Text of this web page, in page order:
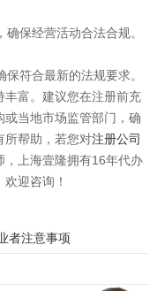
保经营活动合法合规。
符合最新的法规要求。
丰富。建议您在注册前充
当地市场监管部门，确
所帮助，若您对注册公司
，上海壹隆拥有16年代办
迎咨询！
者注意事项